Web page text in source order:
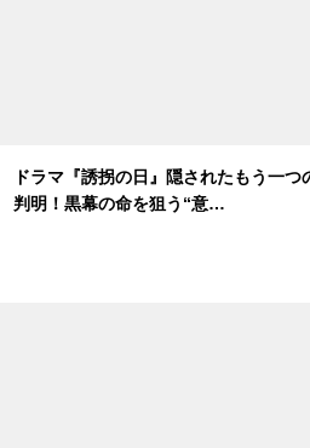
ドラマ『誘拐の日』隠されたもう一つ
判明！黒幕の命を狙う“意…